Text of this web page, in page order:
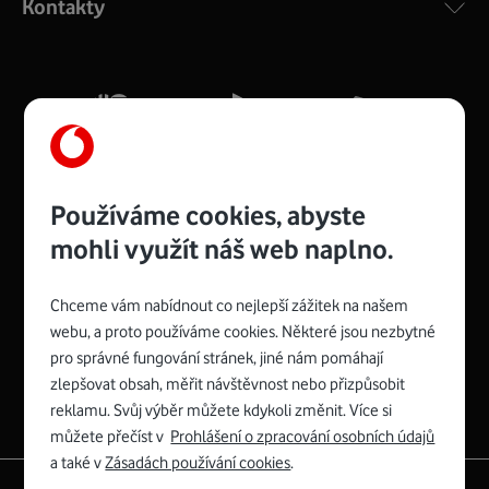
silný signál pro celou domácnost. Kompaktní rozměry 21
Více o COMPAL CH7465VF
Zyxel VMG8623-T50B:
Rozměry modemu jsou 16 x 22 x 7,5 cm (včetně stojánku)
a nabízí 4 gigabitové LAN porty a bezdrátové připojení Wi-
Fi ve verzích 802.11 b/g/n/ac pro frekvenci 2,4 GHz a
Spojte se s Vodafonem
Kontakty
Používáme cookies, abyste
mohli využít náš web naplno.
Chceme vám nabídnout co nejlepší zážitek na našem
webu, a proto používáme cookies. Některé jsou nezbytné
pro správné fungování stránek, jiné nám pomáhají
zlepšovat obsah, měřit návštěvnost nebo přizpůsobit
reklamu. Svůj výběr můžete kdykoli změnit. Více si
můžete přečíst v Prohlášení o zpracování osobních údajů
a také vZásadách používání cookies.